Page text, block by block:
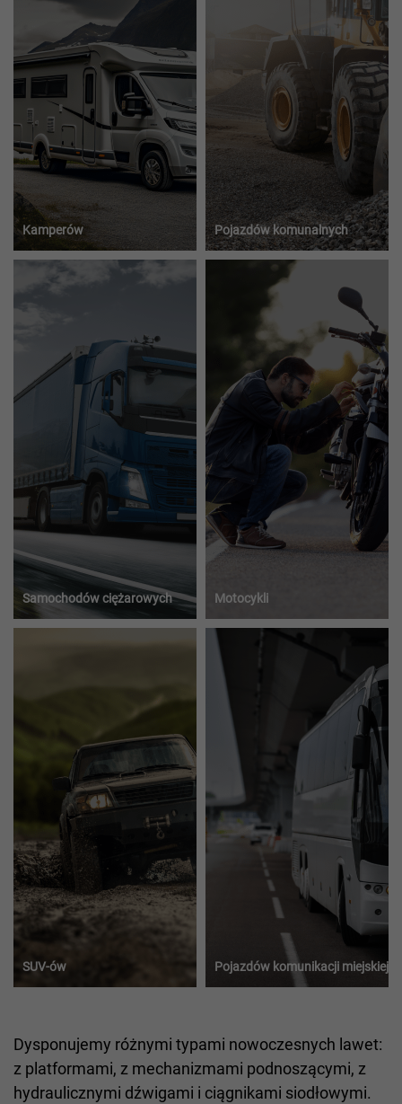
Kamperów Pojazdów komunalnych
Samochodów ciężarowych Motocykli
SUV-ów Pojazdów komunikacji miejskiej
Dysponujemy różnymi typami nowoczesnych lawet:
z platformami, z mechanizmami podnoszącymi, z
hydraulicznymi dźwigami i ciągnikami siodłowymi.